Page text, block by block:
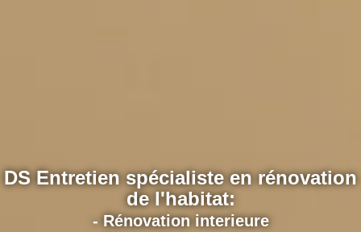
DS Entretien spécialiste en rénovation
de l'habitat:
- Rénovation interieure